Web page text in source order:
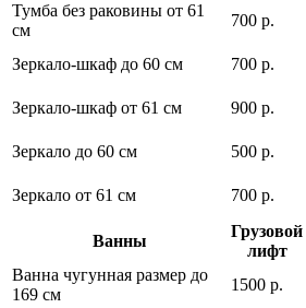
Тумба без раковины от 61
см
700 р.
Зеркало-шкаф до 60 см
700 р.
Зеркало-шкаф от 61 см
900 р.
Зеркало до 60 см
500 р.
Зеркало от 61 см
700 р.
Ванны
Грузовой
лифт
Ванна чугунная размер до
169 см
1500 р.